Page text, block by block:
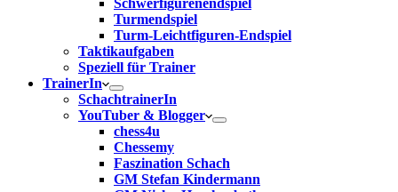
Schwerfigurenendspiel
Turmendspiel
Turm-Leichtfiguren-Endspiel
Taktikaufgaben
Speziell für Trainer
TrainerIn
SchachtrainerIn
YouTuber & Blogger
chess4u
Chessemy
Faszination Schach
GM Stefan Kindermann